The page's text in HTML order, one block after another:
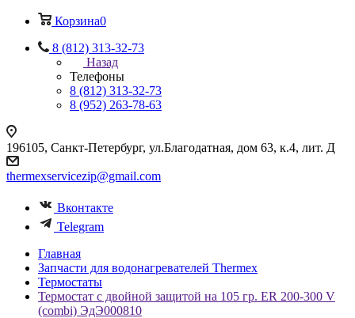
Корзина0
8 (812) 313-32-73
Назад
Телефоны
8 (812) 313-32-73
8 (952) 263-78-63
196105, Санкт-Петербург, ул.Благодатная, дом 63, к.4, лит. Д
thermexservicezip@gmail.com
Вконтакте
Telegram
Главная
Запчасти для водонагревателей Thermex
Термостаты
Термостат с двойной защитой на 105 гр. ER 200-300 V
(combi) ЭдЭ000810